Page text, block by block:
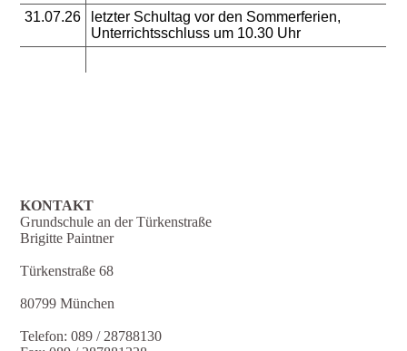
31.07.26
letzter Schultag vor den Sommerferien,
Unterrichtsschluss um 10.30 Uhr
KONTAKT
Grundschule an der Türkenstraße
Brigitte Paintner
Türkenstraße 68
80799 München
Telefon: 089 / 28788130